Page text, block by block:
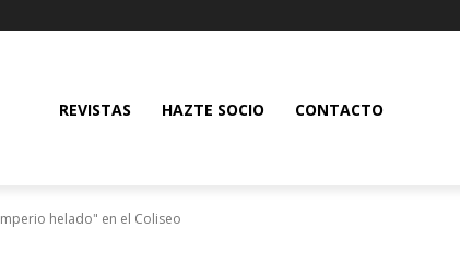
REVISTAS HAZTE SOCIO CONTACTO
helado" en el Coliseo